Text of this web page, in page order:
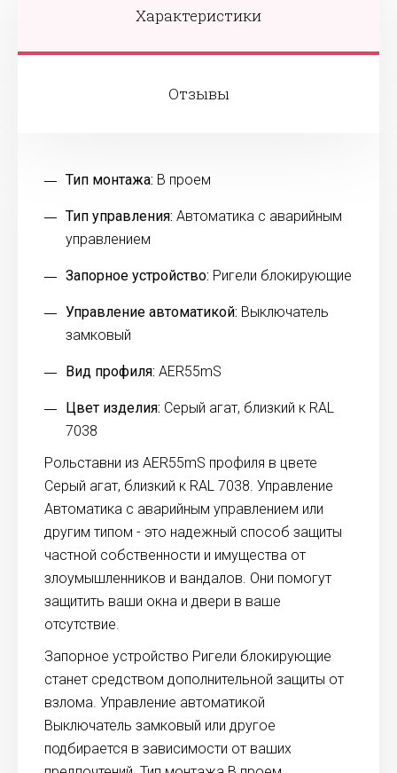
Характеристики
Отзывы
Тип монтажа: В проем
Тип управления: Автоматика с аварийным
управлением
Запорное устройство: Ригели блокирующие
Управление автоматикой: Выключатель
замковый
Вид профиля: AER55mS
Цвет изделия: Серый агат, близкий к RAL
7038
Рольставни из AER55mS профиля в цвете
Серый агат, близкий к RAL 7038. Управление
Автоматика с аварийным управлением или
другим типом - это надежный способ защиты
частной собственности и имущества от
злоумышленников и вандалов. Они помогут
защитить ваши окна и двери в ваше
отсутствие.
Запорное устройство Ригели блокирующие
станет средством дополнительной защиты от
взлома. Управление автоматикой
Выключатель замковый или другое
подбирается в зависимости от ваших